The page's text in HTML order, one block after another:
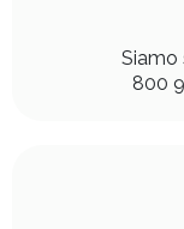
Siamo
800